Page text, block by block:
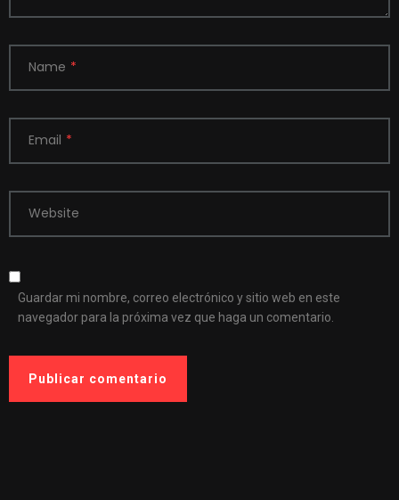
Name *
Email *
Website
Guardar mi nombre, correo electrónico y sitio web en este
navegador para la próxima vez que haga un comentario.